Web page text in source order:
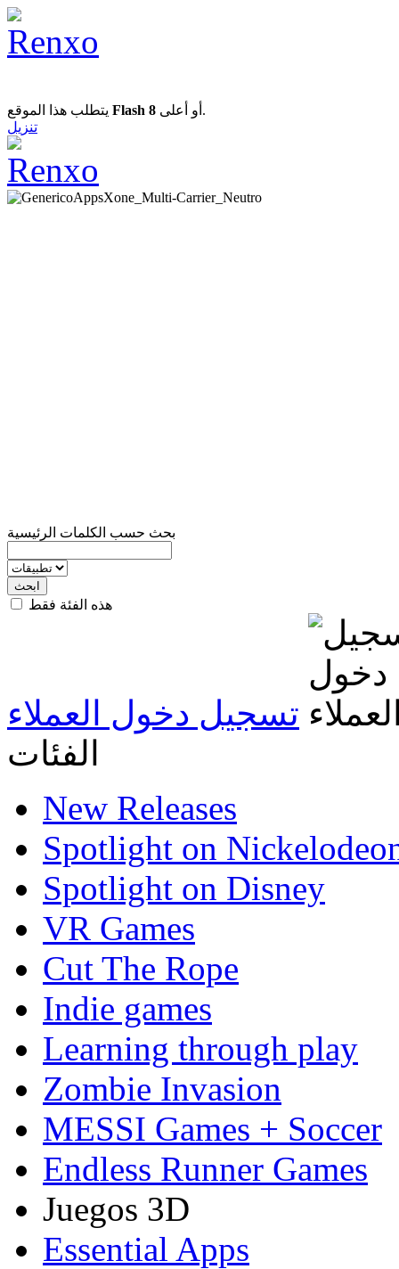
Flash 8
أو أعلى.
تنزيل
بحث حسب الكلمات الرئيسية
هذه الفئة فقط
تسجيل دخول العملاء
الفئات
New Releases
Spotlight on
Spotlight on Disney
VR Games
Cut The Rope
Indie games
Learning through play
Zombie Invasion
MESSI Games + Soccer
Endless Runner Games
Juegos 3D
Essential Apps